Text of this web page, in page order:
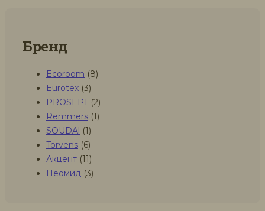
Бренд
Ecoroom (8)
Eurotex (3)
PROSEPT (2)
Remmers (1)
SOUDAl (1)
Torvens (6)
Акцент (11)
Неомид (3)